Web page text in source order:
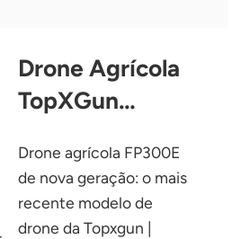
Drone Agrícola
TopXGun
Drone agrícola FP300E
de nova geração: o mais
recente modelo de
drone da Topxgun |